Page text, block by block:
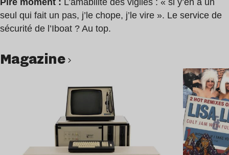
Pire moment : L’amabilité des vigiles : « si y’en a un
seul qui fait un pas, j’le chope, j’le vire ». Le service de
sécurité de l’Iboat ? Au top.
magazine